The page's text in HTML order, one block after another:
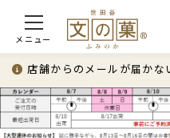
メニュー
店舗からのメールが届かな